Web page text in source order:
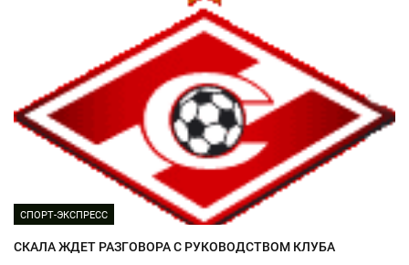
СПОРТ-ЭКСПРЕСС
СКАЛА ЖДЕТ РАЗГОВОРА С РУКОВОДСТВОМ КЛУБА